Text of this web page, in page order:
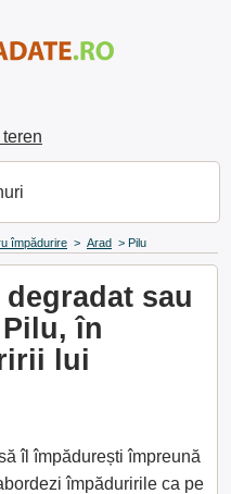
împădurire > Arad > Pilu
sau
în
lui
îl împădurești împreună
împăduririle ca pe